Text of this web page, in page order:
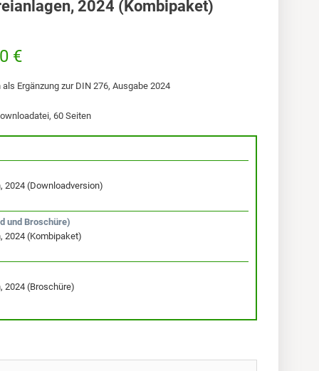
2024 (Kombipaket)
€
Ergänzung zur DIN 276, Ausgabe 2024
60 Seiten
2024 (Downloadversion)
und Broschüre)
2024 (Kombipaket)
2024 (Broschüre)